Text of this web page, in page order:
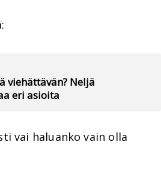
viehättävän? Neljä
eri asioita
vai haluanko vain olla